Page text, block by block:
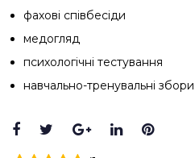
фахові співбесіди
медогляд
психологічні тестування
навчально-тренувальні збори.
Facebook
TwitterGoogle+
LinkedIn